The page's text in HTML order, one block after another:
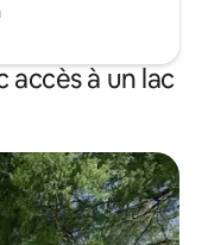
accès à un lac